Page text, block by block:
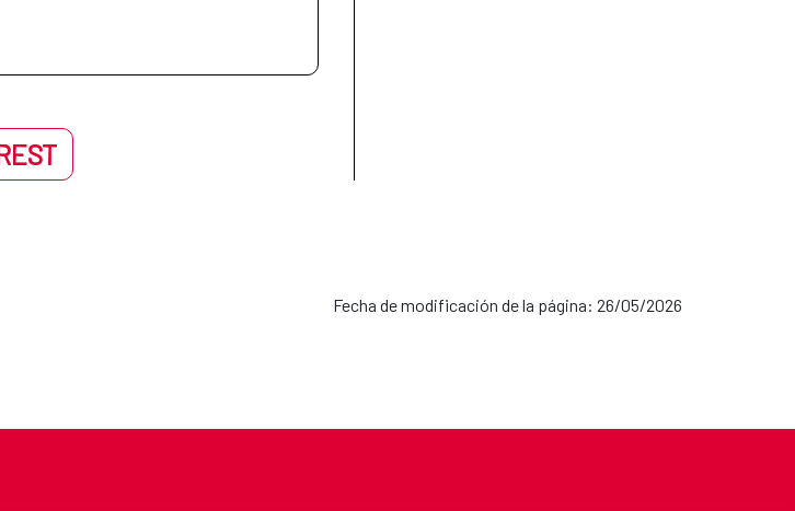
Fecha de modificación de la página: 26/05/2026